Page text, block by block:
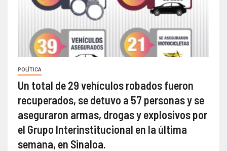
POLÍTICA
Un total de 29 vehículos robados fueron
recuperados, se detuvo a 57 personas y se
aseguraron armas, drogas y explosivos por
el Grupo Interinstitucional en la última
semana, en Sinaloa.